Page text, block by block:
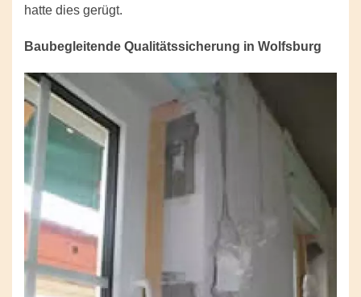
hatte dies gerügt.
Baubegleitende Qualitätssicherung in Wolfsburg